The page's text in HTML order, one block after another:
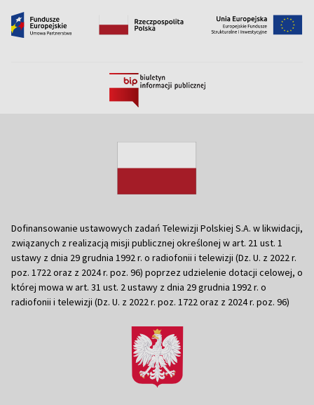
Dofinansowanie ustawowych zadań Telewizji Polskiej S.A. w likwidacji,
związanych z realizacją misji publicznej określonej w art. 21 ust. 1
ustawy z dnia 29 grudnia 1992 r. o radiofonii i telewizji (Dz. U. z 2022 r.
poz. 1722 oraz z 2024 r. poz. 96) poprzez udzielenie dotacji celowej, o
której mowa w art. 31 ust. 2 ustawy z dnia 29 grudnia 1992 r. o
radiofonii i telewizji (Dz. U. z 2022 r. poz. 1722 oraz z 2024 r. poz. 96)